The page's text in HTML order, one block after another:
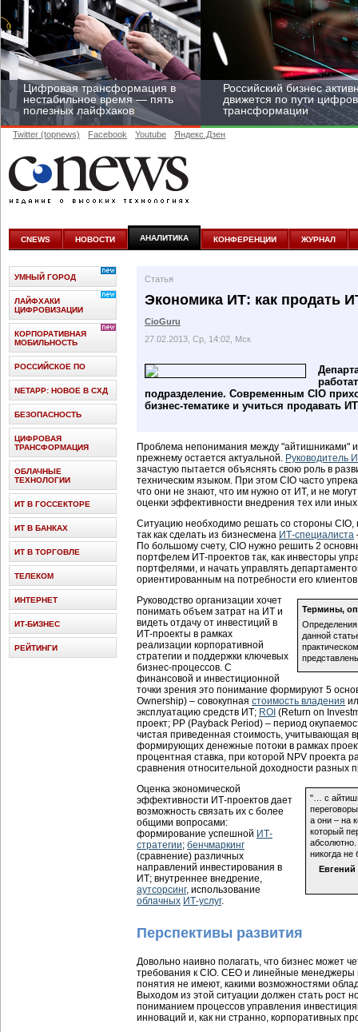
Цифровая трансформация в
нестабильное время — пять
полезных лайфхаков
Российский бизнес
движется по пути
трансформации
цифровизироваться со
скоростью крупных
корпораций
Twitter (topnews) Facebook Youtube Яндекс.Дзен
CNEWS НОВОСТИ АНАЛИТИКА КОНФЕРЕНЦИИ ЖУРНАЛ
Статья
Экономика ИТ: как продать
CioGuru
27.02.2013, Ср, 14:02, Мск
подразделение. Современным CIO
бизнес-тематике и учиться продавать
Проблема непонимания между "айтишниками" и
прежнему остается актуальной. Руководитель
зачастую пытается объяснять свою роль в
техническим языком. При этом CIO часто
что они не знают, что им нужно от ИТ, и не
оценки эффективности внедрения тех или
Ситуацию необходимо решать со стороны CIO,
так как сделать из бизнесмена ИТ-специалиста
По большому счету, CIO нужно решить 2
портфелем ИТ-проектов так, как инвесторы
портфелями, и начать управлять
ориентированным на потребности его
Термины,
данной
Руководство организации хочет
понимать объем затрат на ИТ и
видеть отдачу от инвестиций в
ИТ-проекты в рамках
реализации корпоративной
стратегии и поддержки ключевых
бизнес-процессов. С
финансовой и инвестиционной
точки зрения это понимание формируют 5
Ownership) – совокупная стоимость владения
эксплуатацию средств ИТ; ROI (Return on
проект; PP (Payback Period) – период
чистая приведенная стоимость, учитывающая
формирующих денежные потоки в рамках
процентная ставка, при которой NPV проекта
сравнения относительной доходности разных
"… с
а они – на
который
абсолютно.
никогда не
Оценка экономической
эффективности ИТ-проектов дает
возможность связать их с более
общими вопросами:
формирование успешной ИТ-
стратегии; бенчмаркинг
(сравнение) различных
направлений инвестирования в
ИТ; внутреннее внедрение,
аутсорсинг, использование
облачных ИТ-услуг.
Перспективы развития
Довольно наивно полагать, что бизнес может
требования к CIO. CEO и линейные
понятия не имеют, какими возможностями
Выходом из этой ситуации должен стать рост
пониманием процессов управления
инноваций и, как ни странно, корпоративных
УМНЫЙ ГОРОД
ЛАЙФХАКИ
ЦИФРОВИЗАЦИИ
КОРПОРАТИВНАЯ
МОБИЛЬНОСТЬ
РОССИЙСКОЕ ПО
NETAPP: НОВОЕ В СХД
БЕЗОПАСНОСТЬ
ЦИФРОВАЯ
ТРАНСФОРМАЦИЯ
ОБЛАЧНЫЕ
ТЕХНОЛОГИИ
ИТ В ГОССЕКТОРЕ
ИТ В БАНКАХ
ИТ В ТОРГОВЛЕ
ТЕЛЕКОМ
ИНТЕРНЕТ
ИТ-БИЗНЕС
РЕЙТИНГИ